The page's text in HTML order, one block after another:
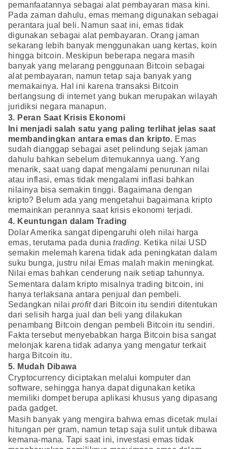
pemanfaatannya sebagai alat pembayaran masa kini.
Pada zaman dahulu, emas memang digunakan sebagai
perantara jual beli. Namun saat ini, emas tidak
digunakan sebagai alat pembayaran. Orang jaman
sekarang lebih banyak menggunakan uang kertas, koin
hingga bitcoin. Meskipun beberapa negara masih
banyak yang melarang penggunaan Bitcoin sebagai
alat pembayaran, namun tetap saja banyak yang
memakainya. Hal ini karena transaksi Bitcoin
berlangsung di internet yang bukan merupakan wilayah
juridiksi negara manapun.
3. Peran Saat Krisis Ekonomi
Ini menjadi salah satu yang paling terlihat jelas saat
membandingkan antara emas dan kripto. Emas
sudah dianggap sebagai aset pelindung sejak jaman
dahulu bahkan sebelum ditemukannya uang. Yang
menarik, saat uang dapat mengalami penurunan nilai
atau inflasi, emas tidak mengalami inflasi bahkan
nilainya bisa semakin tinggi. Bagaimana dengan
kripto? Belum ada yang mengetahui bagaimana kripto
memainkan perannya saat krisis ekonomi terjadi.
4. Keuntungan dalam Trading
Dolar Amerika sangat dipengaruhi oleh nilai harga
emas, terutama pada duniatrading. Ketika nilai USD
semakin melemah karena tidak ada peningkatan dalam
suku bunga, justru nilai Emas malah makin meningkat.
Nilai emas bahkan cenderung naik setiap tahunnya.
Sementara dalam kripto misalnya trading bitcoin, ini
hanya terlaksana antara penjual dan pembeli.
Sedangkan nilaiprofitdari Bitcoin itu sendiri ditentukan
dari selisih harga jual dan beli yang dilakukan
penambang Bitcoin dengan pembeli Bitcoin itu sendiri.
Fakta tersebut menyebabkan harga Bitcoin bisa sangat
melonjak karena tidak adanya yang mengatur terkait
harga Bitcoin itu.
5. Mudah Dibawa
Cryptocurrency diciptakan melalui komputer dan
software, sehingga hanya dapat digunakan ketika
memiliki dompet berupa aplikasi khusus yang dipasang
pada gadget.
Masih banyak yang mengira bahwa emas dicetak mulai
hitungan per gram, namun tetap saja sulit untuk dibawa
kemana-mana. Tapi saat ini, investasi emas tidak